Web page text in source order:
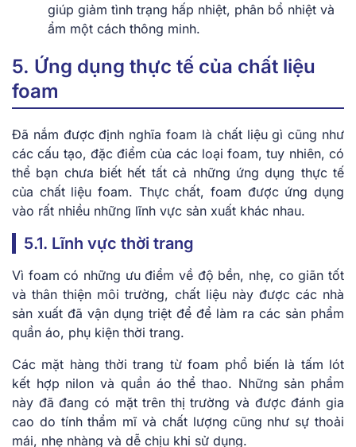
giúp giảm tình trạng hấp nhiệt, phân bổ nhiệt và
ẩm một cách thông minh.
5. Ứng dụng thực tế của chất liệu
foam
Đã nắm được định nghĩa foam là chất liệu gì cũng như
các cấu tạo, đặc điểm của các loại foam, tuy nhiên, có
thể bạn chưa biết hết tất cả những ứng dụng thực tế
của chất liệu foam. Thực chất, foam được ứng dụng
vào rất nhiều những lĩnh vực sản xuất khác nhau.
5.1. Lĩnh vực thời trang
Vì foam có những ưu điểm về độ bền, nhẹ, co giãn tốt
và thân thiện môi trường, chất liệu này được các nhà
sản xuất đã vận dụng triệt để để làm ra các sản phẩm
quần áo, phụ kiện thời trang.
Các mặt hàng thời trang từ foam phổ biến là tấm lót
kết hợp nilon và quần áo thể thao. Những sản phẩm
này đã đang có mặt trên thị trường và được đánh gia
cao do tính thẩm mĩ và chất lượng cũng như sự thoải
mái, nhẹ nhàng và dễ chịu khi sử dụng.